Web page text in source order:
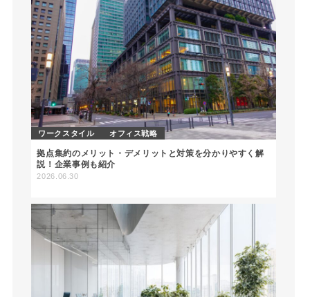
ワークスタイル オフィス戦略
拠点集約のメリット・デメリットと対策を分かりやすく解
説！企業事例も紹介
2026.06.30